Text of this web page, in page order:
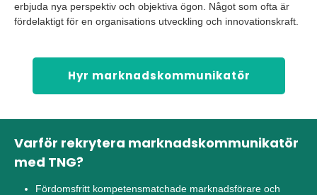
erbjuda nya perspektiv och objektiva ögon. Något som ofta är
fördelaktigt för en organisations utveckling och innovationskraft.
Hyr marknadskommunikatör
Varför rekrytera marknadskommunikatör
med TNG?
Fördomsfritt kompetensmatchade marknadsförare och